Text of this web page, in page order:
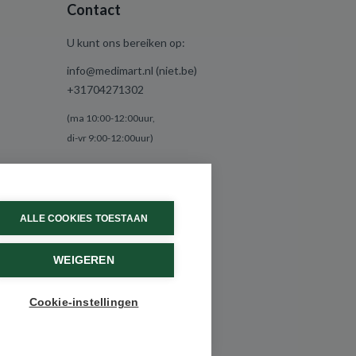
Contact
U kunt ons bereiken op:
info@medimart.nl (niet.be)
+31704271302
(ma 10:00-12:00uur,
di-vr 9:00-12:00uur)
ALLE COOKIES TOESTAAN
WEIGEREN
Cookie-instellingen